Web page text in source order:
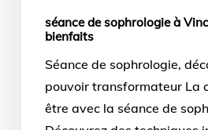
séance de sophrologie à
bienfaits
Séance de sophrologie,
pouvoir transformateur La
être avec la séance de